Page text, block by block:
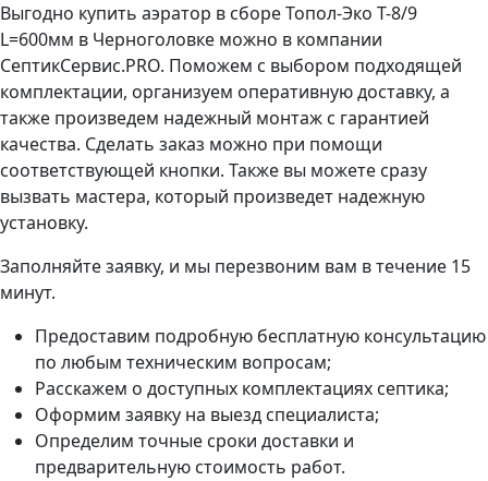
Выгодно купить аэратор в сборе Топол-Эко T-8/9
L=600мм в Черноголовке можно в компании
СептикСервис.PRO. Поможем с выбором подходящей
комплектации, организуем оперативную доставку, а
также произведем надежный монтаж с гарантией
качества. Сделать заказ можно при помощи
соответствующей кнопки. Также вы можете сразу
вызвать мастера, который произведет надежную
установку.
Заполняйте заявку, и мы перезвоним вам в течение 15
минут.
Предоставим подробную бесплатную консультацию
по любым техническим вопросам;
Расскажем о доступных комплектациях септика;
Оформим заявку на выезд специалиста;
Определим точные сроки доставки и
предварительную стоимость работ.